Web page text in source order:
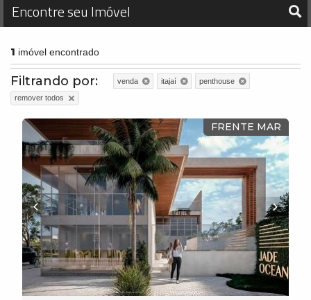
Encontre seu Imóvel
1 imóvel encontrado
Filtrando por: venda itajaí
penthouse
remover todos
FRENTE MAR